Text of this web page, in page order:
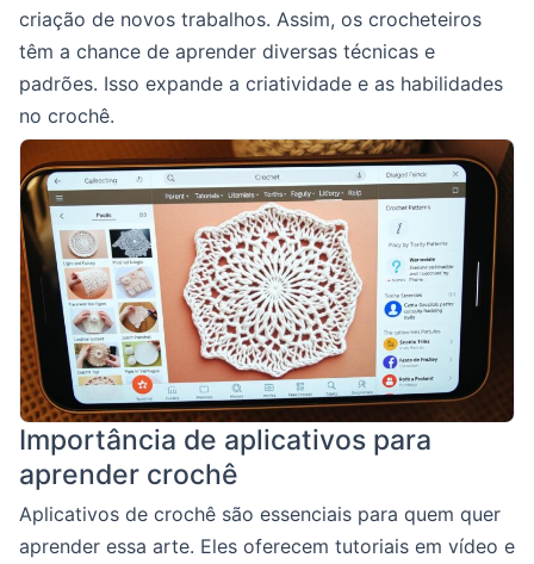
criação de novos trabalhos. Assim, os crocheteiros
têm a chance de aprender diversas técnicas e
padrões. Isso expande a criatividade e as habilidades
no crochê.
Importância de aplicativos para
aprender crochê
Aplicativos de crochê são essenciais para quem quer
aprender essa arte. Eles oferecem tutoriais em vídeo e